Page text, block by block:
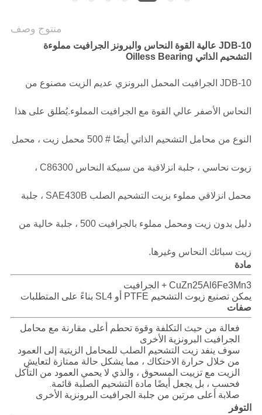
القضايا
خريطة
الموقع
PRIVACY
POLICY
منتوج وصف
JDB-10 عالية القوة النحاس والبرونز الجرافيت مملوءة
التشحيم الذاتي Oilless Bearing
JDB-10 الجرافيت المحمل البرونزي عديم الزيت مصنوع من
النحاس الأصفر عالي القوة مع الجرافيت المملوء.يُطلق على هذا
النوع من محامل التشحيم الذاتي أيضًا # 500 محمل زيت ، محمل
زيوت نحاسي ، جلبة انزلاقية من سبيكة النحاس C86300 ،
محمل انزلاقي مملوء بزيت التشحيم الصلب SAE430B ، جلبة
دليل بدون زيت ومحمل مملوء بالجرافيت 500 ، جلبة خالية من
زيت سبائك النحاس وغيرها.
مادة
CuZn25Al6Fe3Mn3 + الجرافيت
يمكن تصنيع زيوت التشحيم PTFE أو SL4 بناءً على المتطلبات
صفات
فعالة من حيث التكلفة وقوة تحطم أعلى مقارنة مع محامل
الجرافيت البرونزية الأخرى
سوف ينفد زيت التشحيم الصلب للمحامل الزيتية إلى العمود
من خلال حرارة الاحتكاك ، مما يشكل حالة ممتازة لتعايش
الزيت مع تزييت المسحوق ، والذي لا يحمي العمود من التآكل
فحسب ، بل يجعل أيضًا مادة التشحيم الصلبة قائمة.
صلابة أعلى مرتين من جلبة الجرافيت البرونزية الأخرى
التوفر